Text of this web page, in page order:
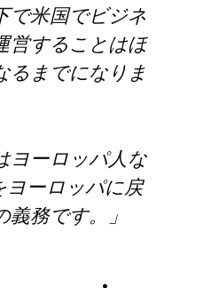
で米国でビジネ
営することはほ
るまでになりま
ヨーロッパ人な
ーロッパに戻
務です。」